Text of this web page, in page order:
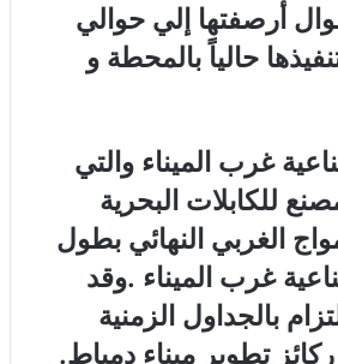
أطوال أرصفتها إلي حوالي
تنفيذها حالياً بالمحطة و
غرب الميناء والتي
للكابلات البحرية
الغربي النهائي بطول
غرب الميناء .وقد
بالجداول الزمنية
تطوير ميناء دمياط.